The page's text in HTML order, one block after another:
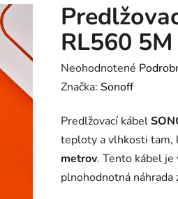
RL560
Priemerné
hodnotenie
je
0,0
z
5
Neohodnotené
Značka: Sonoff
Predlžovací kábel
teploty a vlhkosti tam,
metrov. Tento kábel
plnohodnotná